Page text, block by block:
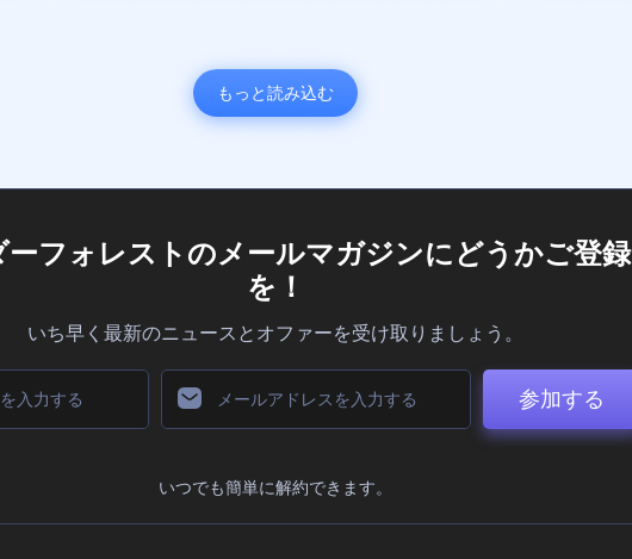
もっと読み込む
ーフォレストのメールマガジンにどうかご登録
を！
いち早く最新のニュースとオファーを受け取りましょう。
参加する
いつでも簡単に解約できます。